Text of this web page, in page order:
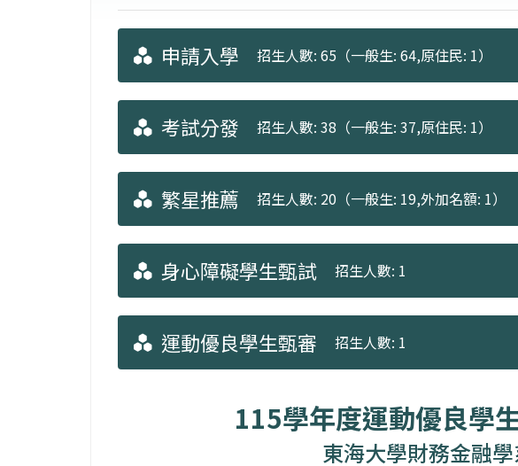
申請入學 招生人數: 65（一般生: 64,原住民: 1）
考試分發 招生人數: 38（一般生: 37,原住民: 1）
繁星推薦 招生人數: 20（一般生: 19,外加名額: 1）
身心障礙學生甄試 招生人數: 1
運動優良學生甄審 招生人數: 1
115學年度運動優良學
東海大學財務金融